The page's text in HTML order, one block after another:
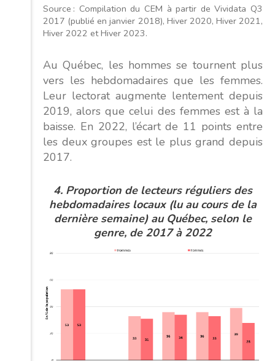
Source : Compilation du CEM à partir de Vividata Q3
2017 (publié en janvier 2018), Hiver 2020, Hiver 2021,
Hiver 2022 et Hiver 2023.
Au Québec, les hommes se tournent plus
vers les hebdomadaires que les femmes.
Leur lectorat augmente lentement depuis
2019, alors que celui des femmes est à la
baisse. En 2022, l’écart de 11 points entre
les deux groupes est le plus grand depuis
2017.
4. Proportion de lecteurs réguliers des
hebdomadaires locaux (lu au cours de la
dernière semaine) au Québec, selon le
genre, de 2017 à 2022